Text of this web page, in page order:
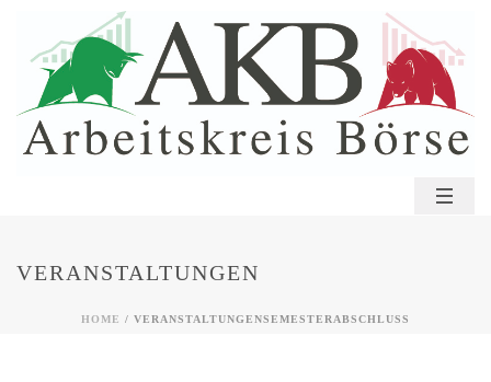
VERANSTALTUNGEN
HOME / VERANSTALTUNGENSEMESTERABSCHLUSS